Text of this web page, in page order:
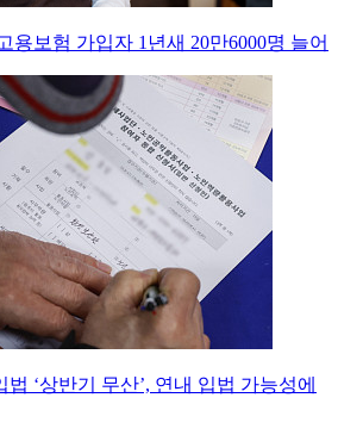
용보험 가입자 1년새 20만6000명 늘어
법 ‘상반기 무산’, 연내 입법 가능성에